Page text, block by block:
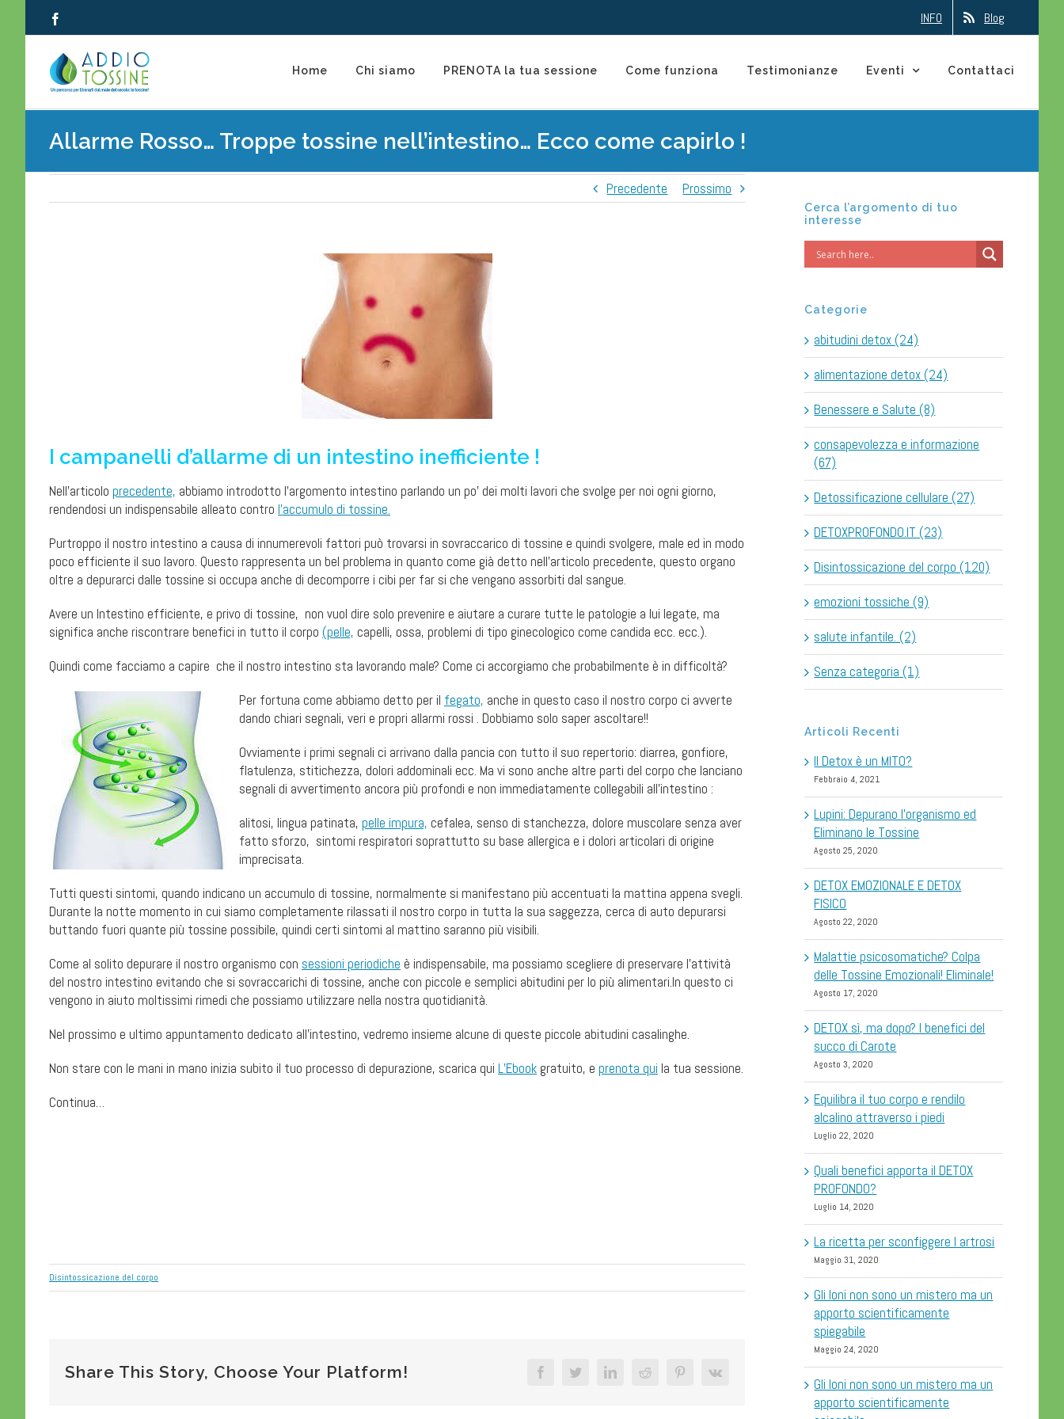
INFO Blog
Home Chi siamo PRENOTA la tua sessione Come funziona Testimonianze Eventi Contattaci
Allarme Rosso… Troppe tossine nell’intestino… Ecco come capirlo !
Precedente Prossimo
I campanelli d’allarme di un intestino inefficiente !
Nell’articolo precedente, abbiamo introdotto l’argomento intestino parlando un po’ dei molti lavori che svolge per noi ogni giorno,
rendendosi un indispensabile alleato contro l’accumulo di tossine.
Purtroppo il nostro intestino a causa di innumerevoli fattori può trovarsi in sovraccarico di tossine e quindi svolgere, male ed in modo
poco efficiente il suo lavoro. Questo rappresenta un bel problema in quanto come già detto nell’articolo precedente, questo organo
oltre a depurarci dalle tossine si occupa anche di decomporre i cibi per far si che vengano assorbiti dal sangue.
Avere un Intestino efficiente, e privo di tossine, non vuol dire solo prevenire e aiutare a curare tutte le patologie a lui legate, ma
significa anche riscontrare benefici in tutto il corpo (pelle, capelli, ossa, problemi di tipo ginecologico come candida ecc. ecc.).
Quindi come facciamo a capire che il nostro intestino sta lavorando male? Come ci accorgiamo che probabilmente è in difficoltà?
Per fortuna come abbiamo detto per il fegato, anche in questo caso il nostro corpo ci avverte
dando chiari segnali, veri e propri allarmi rossi . Dobbiamo solo saper ascoltare!!
Ovviamente i primi segnali ci arrivano dalla pancia con tutto il suo repertorio: diarrea, gonfiore,
flatulenza, stitichezza, dolori addominali ecc. Ma vi sono anche altre parti del corpo che lanciano
segnali di avvertimento ancora più profondi e non immediatamente collegabili all’intestino :
alitosi, lingua patinata, pelle impura, cefalea, senso di stanchezza, dolore muscolare senza aver
fatto sforzo, sintomi respiratori soprattutto su base allergica e i dolori articolari di origine
imprecisata.
Tutti questi sintomi, quando indicano un accumulo di tossine, normalmente si manifestano più accentuati la mattina appena svegli.
Durante la notte momento in cui siamo completamente rilassati il nostro corpo in tutta la sua saggezza, cerca di auto depurarsi
buttando fuori quante più tossine possibile, quindi certi sintomi al mattino saranno più visibili.
Come al solito depurare il nostro organismo con sessioni periodiche è indispensabile, ma possiamo scegliere di preservare l’attività
del nostro intestino evitando che si sovraccarichi di tossine, anche con piccole e semplici abitudini per lo più alimentari.In questo ci
vengono in aiuto moltissimi rimedi che possiamo utilizzare nella nostra quotidianità.
Nel prossimo e ultimo appuntamento dedicato all’intestino, vedremo insieme alcune di queste piccole abitudini casalinghe.
Non stare con le mani in mano inizia subito il tuo processo di depurazione, scarica qui L’Ebook gratuito, e prenota qui la tua sessione.
Continua…
Disintossicazione del corpo
Share This Story, Choose Your Platform! FacebookTwitterLinkedInReddit PinterestVk
Cerca l’argomento di tuo
interesse
Categorie
abitudini detox (24)
alimentazione detox (24)
Benessere e Salute (8)
consapevolezza e informazione
(67)
Detossificazione cellulare (27)
DETOXPROFONDO.IT (23)
Disintossicazione del corpo (120)
emozioni tossiche (9)
salute infantile. (2)
Senza categoria (1)
Articoli Recenti
Il Detox è un MITO?
Febbraio 4, 2021
Lupini: Depurano l’organismo ed
Eliminano le Tossine
Agosto 25, 2020
DETOX EMOZIONALE E DETOX
FISICO
Agosto 22, 2020
Malattie psicosomatiche? Colpa
delle Tossine Emozionali! Eliminale!
Agosto 17, 2020
DETOX sì, ma dopo? I benefici del
succo di Carote
Agosto 3, 2020
Equilibra il tuo corpo e rendilo
alcalino attraverso i piedi
Luglio 22, 2020
Quali benefici apporta il DETOX
PROFONDO?
Luglio 14, 2020
La ricetta per sconfiggere l artrosi
Maggio 31, 2020
Gli Ioni non sono un mistero ma un
apporto scientificamente
spiegabile
Maggio 24, 2020
Gli Ioni non sono un mistero ma un
apporto scientificamente